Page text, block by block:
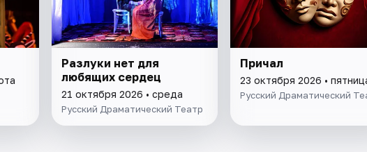
Разлуки нет для
любящих сердец
21 октября 2026 • среда
Русский Драматический Театр
Причал
23 октября 2026 •
Русский Драматический